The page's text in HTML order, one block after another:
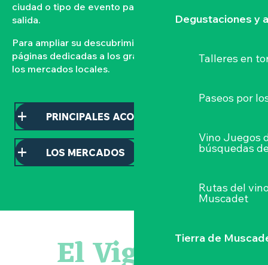
Degustaciones y
Talleres en
Paseos por
Vino Juegos
búsquedas
Rutas del
Muscadet
Tierra de
ciudad o tipo de evento para organizar su próxima
salida.
Para ampliar su descubrimiento, consulte nuestras
páginas dedicadas a los grandes acontecimientos y a
los mercados locales.
PRINCIPALES ACONTECIMIENTOS
LOS MERCADOS
« Veduta, les palais oubliés d'Italie » Thomas Jorion
Le bleu dans tous ses états
El Vignoble